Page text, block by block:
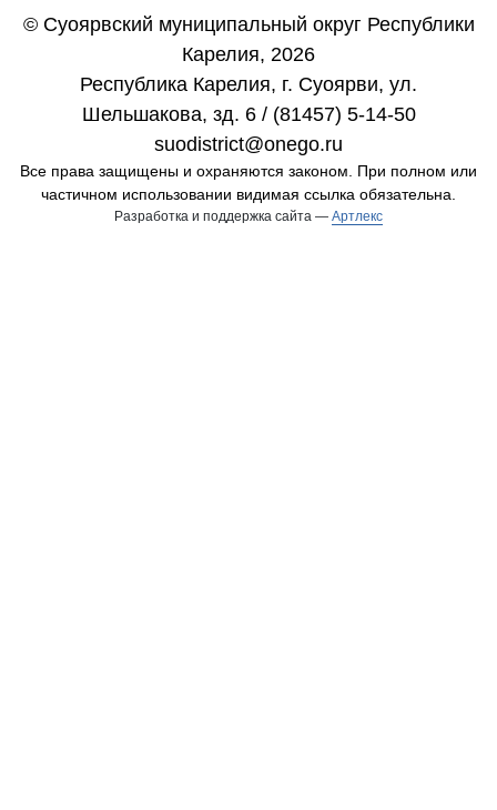
© Суоярвский муниципальный округ Республики
Карелия, 2026
Республика Карелия, г. Cуоярви, ул.
Шельшакова, зд. 6 / (81457) 5-14-50
suodistrict@onego.ru
Все права защищены и охраняются законом. При полном или
частичном использовании видимая ссылка обязательна.
Разработка и поддержка сайта — Артлекс